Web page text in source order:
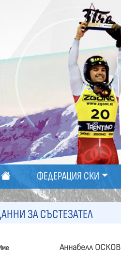
ФЕДЕРАЦИЯ СКИ
ЗА СЪСТЕЗАТЕЛ
Аннабелл ОСКОВ